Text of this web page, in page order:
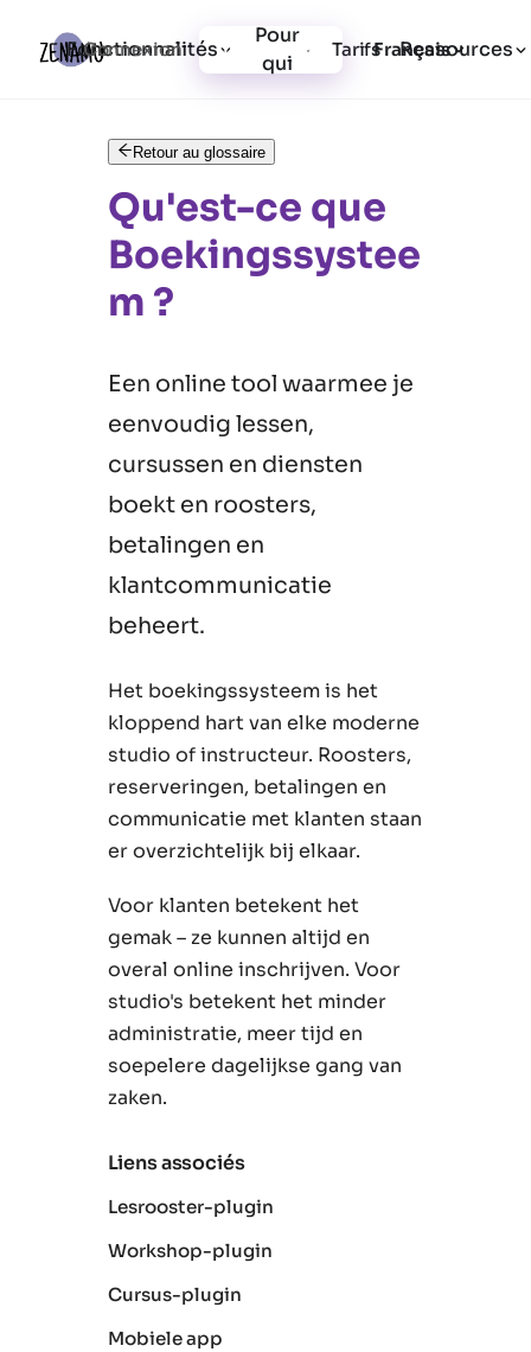
Fonctionnalités
Pour
qui
Tarifs Ressources
Connexion Inscription Français
Retour au glossaire
Qu'est-ce que
Boekingssystee
m ?
Een online tool waarmee je
eenvoudig lessen,
cursussen en diensten
boekt en roosters,
betalingen en
klantcommunicatie
beheert.
Het boekingssysteem is het
kloppend hart van elke moderne
studio of instructeur. Roosters,
reserveringen, betalingen en
communicatie met klanten staan
er overzichtelijk bij elkaar.
Voor klanten betekent het
gemak – ze kunnen altijd en
overal online inschrijven. Voor
studio's betekent het minder
administratie, meer tijd en
soepelere dagelijkse gang van
zaken.
Liens associés
Lesrooster-plugin
Workshop-plugin
Cursus-plugin
Mobiele app